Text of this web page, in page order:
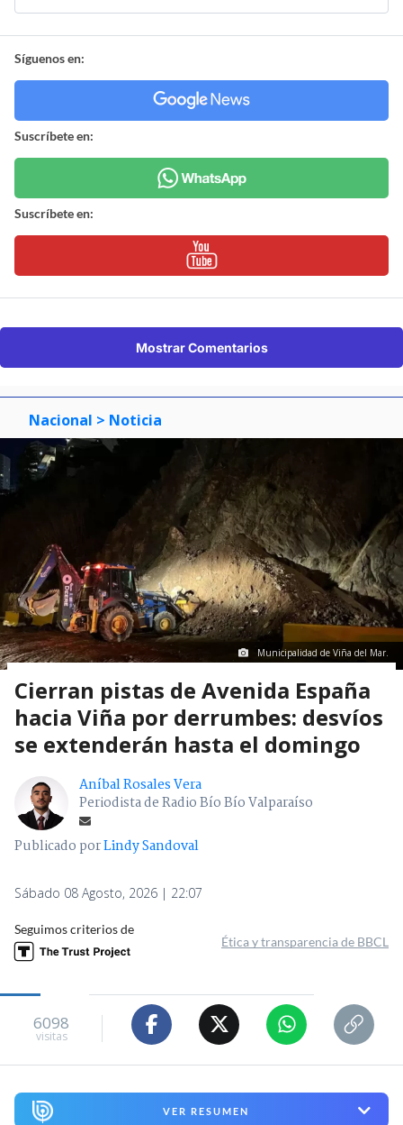
Síguenos en:
Suscríbete en:
Suscríbete en:
Mostrar Comentarios
Nacional > Noticia
Municipalidad de Viña del Mar.
Cierran pistas de Avenida España
hacia Viña por derrumbes: desvíos
se extenderán hasta el domingo
Aníbal Rosales Vera
Periodista de Radio Bío Bío Valparaíso
Publicado porLindy Sandoval
Sábado 08 Agosto, 2026 | 22:07
Seguimos criterios de
Ética y transparencia de BBCL
6098
visitas
VER RESUMEN